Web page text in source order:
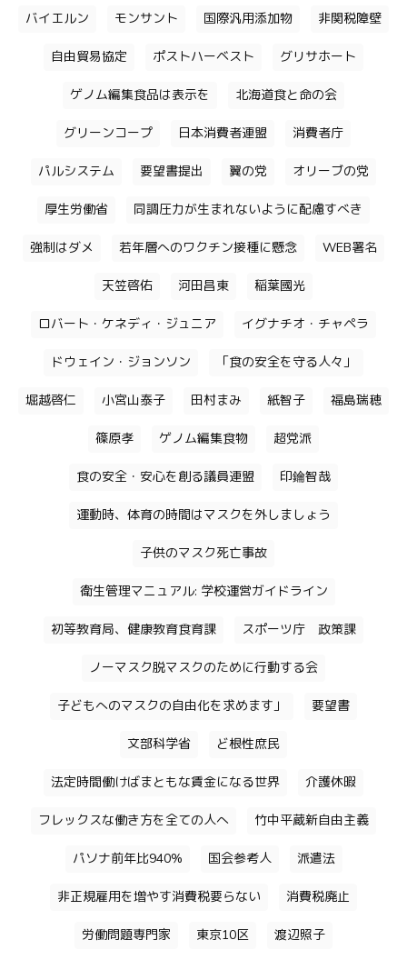
バイエルン モンサント 国際汎用添加物 非関税障壁
自由貿易協定 ポストハーベスト グリサホート
ゲノム編集食品は表示を 北海道食と命の会
グリーンコープ 日本消費者連盟 消費者庁
パルシステム 要望書提出 翼の党 オリーブの党
厚生労働省 同調圧力が生まれないように配慮すべき
強制はダメ 若年層へのワクチン接種に懸念 WEB署名
天笠啓佑 河田昌東 稲葉國光
ロバート・ケネディ・ジュニア イグナチオ・チャペラ
ドウェイン・ジョンソン 「食の安全を守る人々」
堀越啓仁 小宮山泰子 田村まみ 紙智子 福島瑞穂
篠原孝 ゲノム編集食物 超党派
食の安全・安心を創る議員連盟 印鑰智哉
運動時、体育の時間はマスクを外しましょう
子供のマスク死亡事故
衛生管理マニュアル: 学校運営ガイドライン
初等教育局、健康教育食育課 スポーツ庁 政策課
ノーマスク脱マスクのために行動する会
子どもへのマスクの自由化を求めます」 要望書
文部科学省 ど根性庶民
法定時間働けばまともな賃金になる世界 介護休暇
フレックスな働き方を全ての人へ 竹中平蔵新自由主義
パソナ前年比940% 国会参考人 派遣法
非正規雇用を増やす消費税要らない 消費税廃止
労働問題専門家 東京10区 渡辺照子